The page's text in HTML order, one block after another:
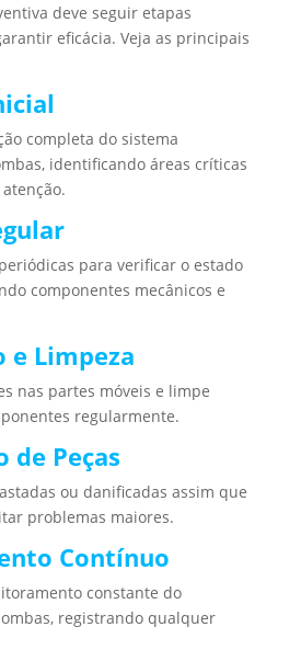
deve seguir etapas
eficácia. Veja as principais
completa do sistema
identificando áreas críticas
para verificar o estado
componentes mecânicos e
e Limpeza
nas partes móveis e limpe
regularmente.
de Peças
ou danificadas assim que
problemas maiores.
Contínuo
constante do
registrando qualquer